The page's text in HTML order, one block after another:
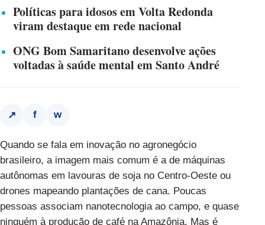
Políticas para idosos em Volta Redonda
viram destaque em rede nacional
ONG Bom Samaritano desenvolve ações
voltadas à saúde mental em Santo André
↗ f w
Quando se fala em inovação no agronegócio
brasileiro, a imagem mais comum é a de máquinas
autônomas em lavouras de soja no Centro-Oeste ou
drones mapeando plantações de cana. Poucas
pessoas associam nanotecnologia ao campo, e quase
ninguém à produção de café na Amazônia. Mas é